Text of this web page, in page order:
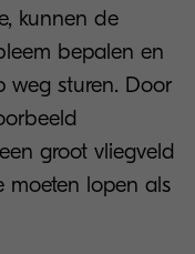
kunnen de
bepalen en
weg sturen. Door
groot vliegveld
moeten lopen als